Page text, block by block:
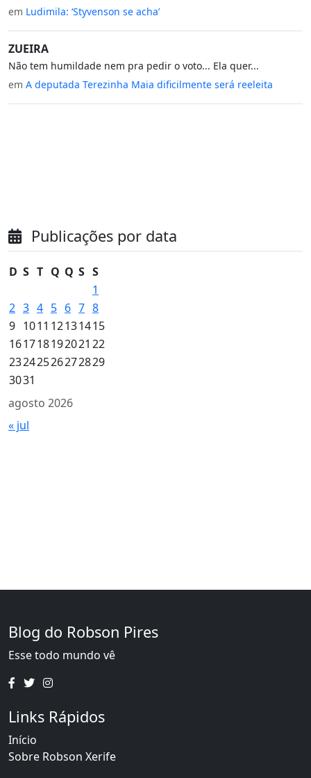
em Ludimila: ‘Styvenson se acha’
ZUEIRA
Não tem humildade nem pra pedir o voto... Ela quer...
em A deputada Terezinha Maia dificilmente será reeleita
Publicações por data
agosto 2026
D S T Q Q S S
1
2 3 4 5 6 7 8
9 1011 12131415
161718192021 22
23242526272829
3031
« jul
Blog do Robson Pires
Esse todo mundo vê
Links Rápidos
Início
Sobre Robson Xerife